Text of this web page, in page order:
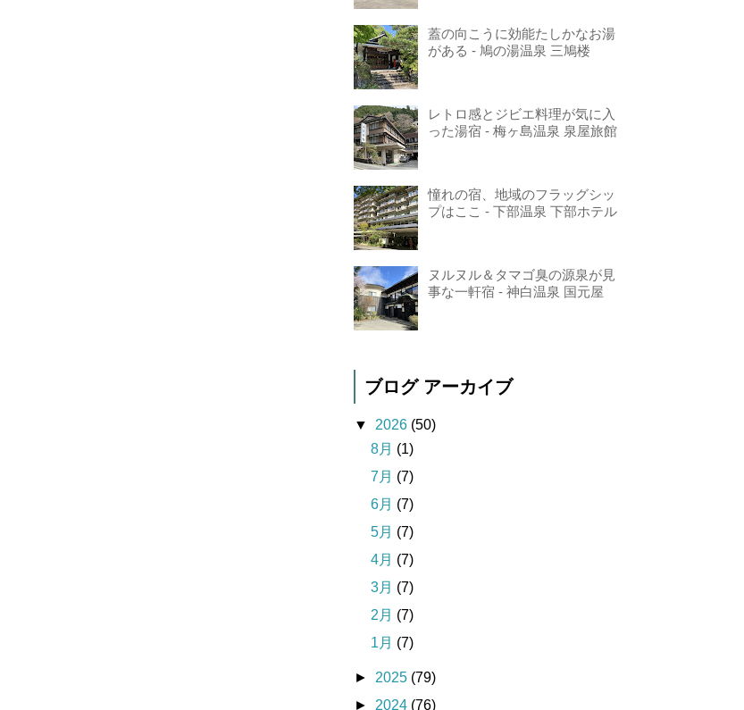
蓋の向こうに効能たしかなお湯
がある - 鳩の湯温泉 三鳩楼
レトロ感とジビエ料理が気に入
った湯宿 - 梅ヶ島温泉 泉屋旅館
憧れの宿、地域のフラッグシッ
プはここ - 下部温泉 下部ホテル
ヌルヌル＆タマゴ臭の源泉が見
事な一軒宿 - 神白温泉 国元屋
ブログ アーカイブ
▼ 2026 (50)
8月 (1)
7月 (7)
6月 (7)
5月 (7)
4月 (7)
3月 (7)
2月 (7)
1月 (7)
► 2025 (79)
► 2024 (76)